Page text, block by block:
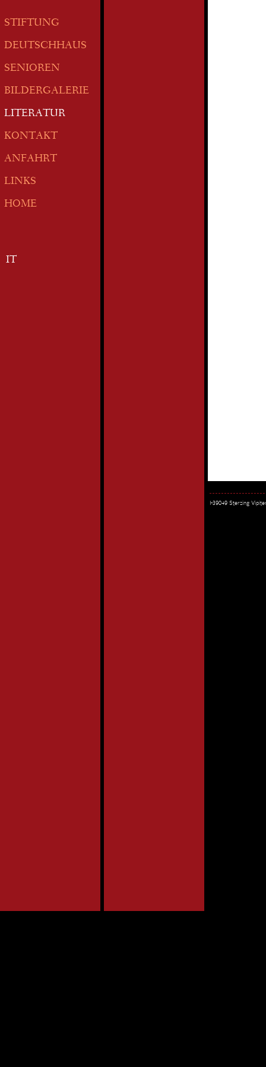
STIFTUNG
DEUTSCHHAUS
SENIOREN
BILDERGALERIE
LITERATUR
KONTAKT
ANFAHRT
LINKS
HOME
IT
I-39049 Sterzing